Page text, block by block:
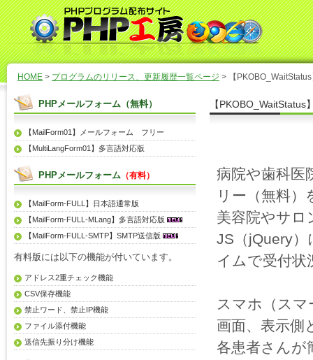
HOME > プログラムのリリース、更新履歴一覧ページ > 【
【
病院や歯科
リー（無料
美容院やサ
JS（jQuery
イムで受付状
スマホ（ス
画面、表示側
各患者さんが
PHPメールフォーム（無料）
【MailForm01】メールフォーム フリー
【MultiLangForm01】多言語対応版
PHPメールフォーム （有料）
【MailForm-FULL】日本語通常版
【MailForm-FULL-MLang】多言語対応版
【MailForm-FULL-SMTP】SMTP送信版
有料版には以下の機能が付いています。
アドレス2重チェック機能
CSV保存機能
禁止ワード、禁止IP機能
ファイル添付機能
送信先振り分け機能